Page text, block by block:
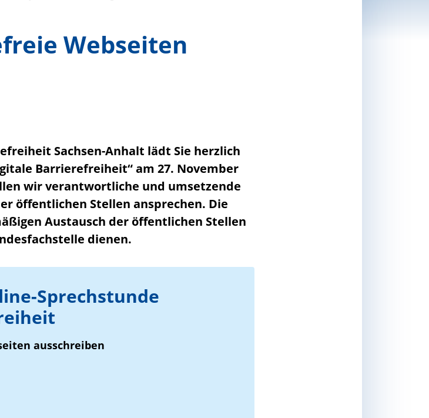
Webseiten
Sachsen-Anhalt lädt Sie herzlich
Barrierefreiheit“ am 27. November
wir verantwortliche und umsetzende
öffentlichen Stellen ansprechen. Die
Austausch der öffentlichen Stellen
dienen.
Sprechstunde
ausschreiben